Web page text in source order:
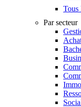
Tous
Par secteur